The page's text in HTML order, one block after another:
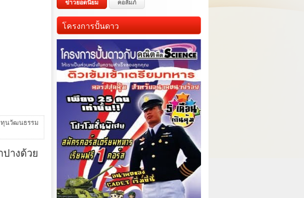
ทุนวัฒนธรรม
างด้วย
ข่าวยอดนิยม คอลัมภ์
โครงการปั้นดาว